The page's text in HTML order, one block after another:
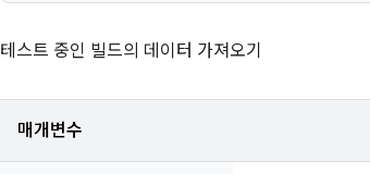
테스트 중인 빌드의 데이터 가져오기
매개변수